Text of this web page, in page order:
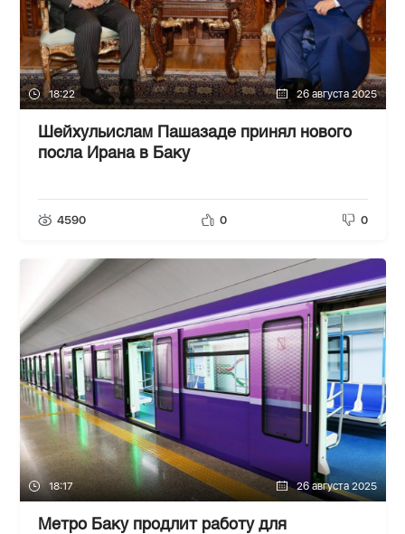
18:22 26 августа 2025
Шейхульислам Пашазаде принял нового
посла Ирана в Баку
4590 0 0
18:17 26 августа 2025
Метро Баку продлит работу для